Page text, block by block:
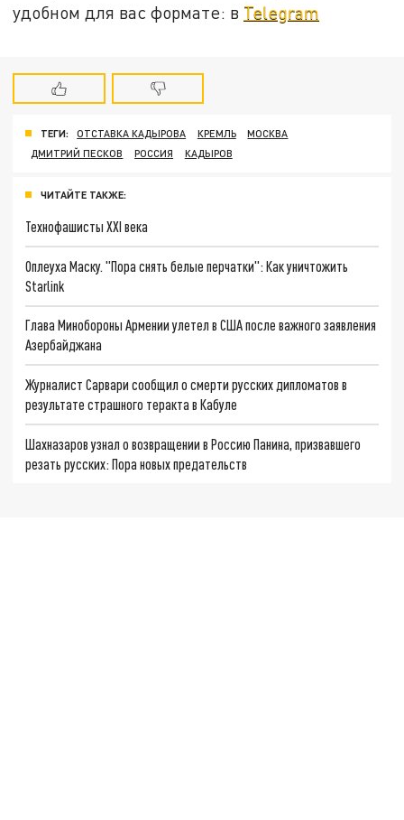
удобном для вас формате: в Telegram
ТЕГИ: ОТСТАВКА КАДЫРОВА КРЕМЛЬ
МОСКВА
ДМИТРИЙ ПЕСКОВ
РОССИЯ КАДЫРОВ
ЧИТАЙТЕ ТАКЖЕ:
Технофашисты XXI века
Оплеуха Маску. "Пора снять белые перчатки": Как уничтожить
Starlink
Глава Минобороны Армении улетел в США после важного заявления
Азербайджана
Журналист Сарвари сообщил о смерти русских дипломатов в
результате страшного теракта в Кабуле
Шахназаров узнал о возвращении в Россию Панина, призвавшего
резать русских: Пора новых предательств